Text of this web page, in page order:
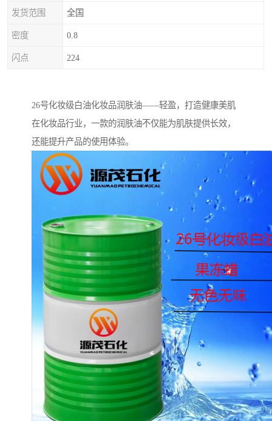
发货范围 全国
密度 0.8
闪点 224
26号化妆级白油化妆品润肤油——轻盈，打造健康美肌
在化妆品行业，一款的润肤油不仅能为肌肤提供长效，
还能提升产品的使用体验。